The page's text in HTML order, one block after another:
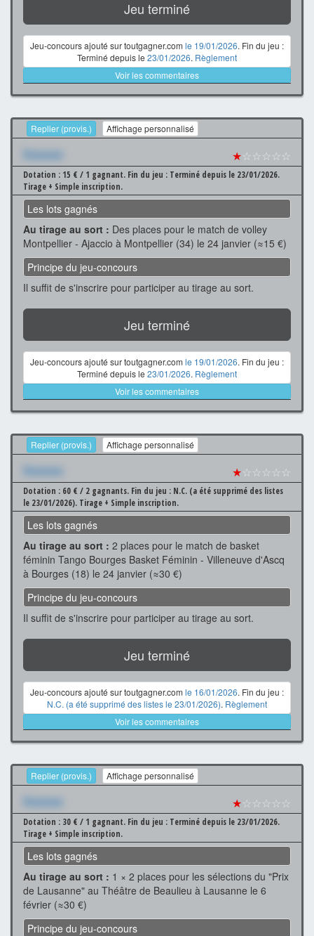
Jeu terminé
Jeu-concours ajouté sur toutgagner.com le 19/01/2026. Fin du jeu :
Terminé depuis le 23/01/2026. Règlement
Voir les commentaires
Replier (provis.) Affichage personnalisé
Xxxxxxx ★☆☆☆☆☆
Dotation : 15 € / 1 gagnant. Fin du jeu : Terminé depuis le 23/01/2026.
Tirage + Simple inscription.
Les lots gagnés
Au tirage au sort : Des places pour le match de volley
Montpellier - Ajaccio à Montpellier (34) le 24 janvier (≈15 €)
Principe du jeu-concours
Il suffit de s'inscrire pour participer au tirage au sort.
Jeu terminé
Jeu-concours ajouté sur toutgagner.com le 19/01/2026. Fin du jeu :
Terminé depuis le 23/01/2026. Règlement
Voir les commentaires
Replier (provis.) Affichage personnalisé
Xxxxxxx ★☆☆☆☆☆
Dotation : 60 € / 2 gagnants. Fin du jeu : N.C. (a été supprimé des listes
le 23/01/2026). Tirage + Simple inscription.
Les lots gagnés
Au tirage au sort : 2 places pour le match de basket
féminin Tango Bourges Basket Féminin - Villeneuve d'Ascq
à Bourges (18) le 24 janvier (≈30 €)
Principe du jeu-concours
Il suffit de s'inscrire pour participer au tirage au sort.
Jeu terminé
Jeu-concours ajouté sur toutgagner.com le 16/01/2026. Fin du jeu :
N.C. (a été supprimé des listes le 23/01/2026). Règlement
Voir les commentaires
Replier (provis.) Affichage personnalisé
Xxxxxxx ★☆☆☆☆☆
Dotation : 30 € / 1 gagnant. Fin du jeu : Terminé depuis le 23/01/2026.
Tirage + Simple inscription.
Les lots gagnés
Au tirage au sort : 1 × 2 places pour les sélections du "Prix
de Lausanne" au Théâtre de Beaulieu à Lausanne le 6
février (≈30 €)
Principe du jeu-concours